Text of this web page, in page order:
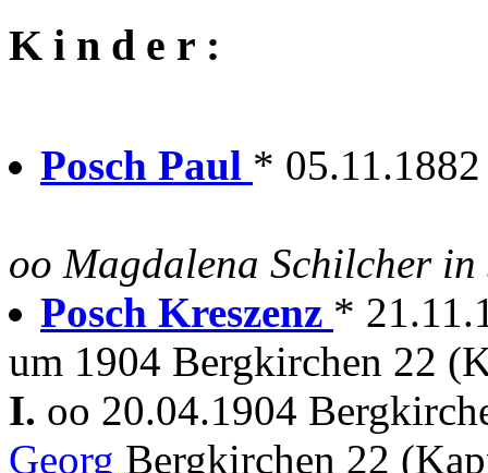
K i n d e r :
Posch Paul *
oo Magdalena Schilcher
Posch Kreszenz *
um 1904 Bergkirchen 22
I. oo 20.04.1904
Georg Bergkirchen 22